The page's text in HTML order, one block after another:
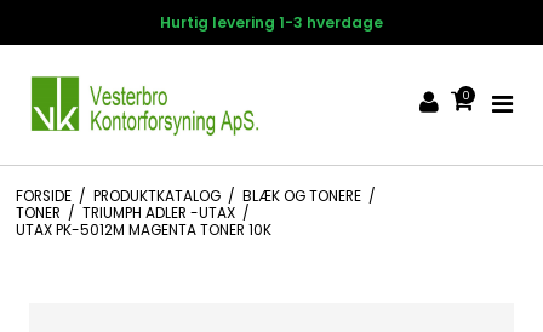
levering 1-3 hverdage
0
FORSIDE / PRODUKTKATALOG / BLÆK OG TONERE /
TONER / TRIUMPH ADLER -UTAX /
UTAX PK-5012M MAGENTA TONER 10K